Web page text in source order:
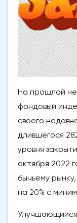
На прошлой
фондовый
своего
длившегося
уровня
октября 2022
бычьему
на 20% с